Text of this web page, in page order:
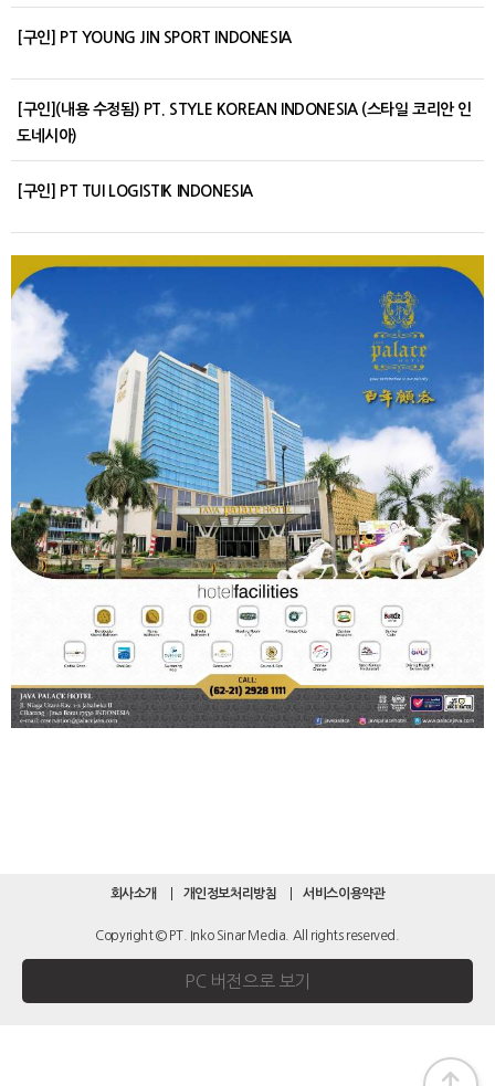
[구인] PT YOUNG JIN SPORT INDONESIA
[구인](내용 수정됨) PT. STYLE KOREAN INDONESIA (스타일 코리안 인
도네시아)
[구인] PT TUI LOGISTIK INDONESIA
회사소개 개인정보처리방침 서비스이용약관
Copyright © PT. Inko Sinar Media. All rights reserved.
PC 버전으로 보기